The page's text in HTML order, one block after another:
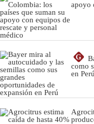
apoyo
G
como
en Perú